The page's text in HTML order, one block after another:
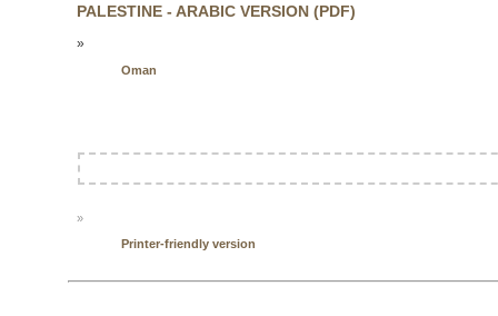
PALESTINE - ARABIC VERSION (PDF)
»
Oman
»
Printer-friendly version